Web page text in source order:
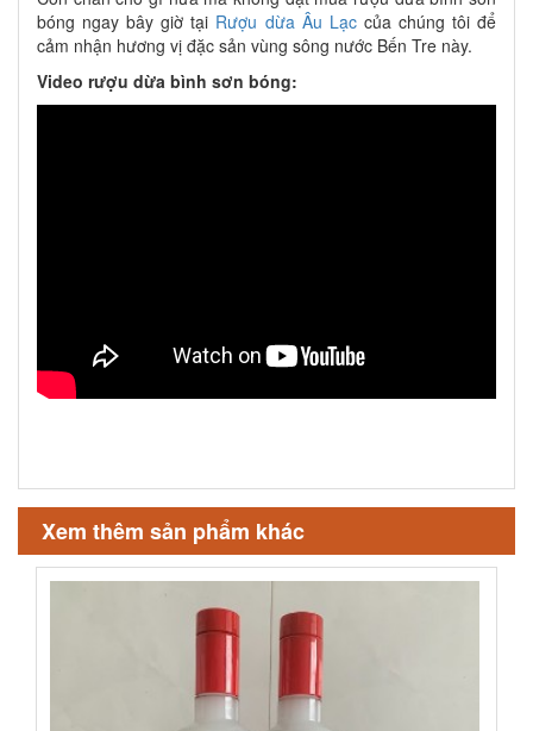
bóng ngay bây giờ tại Rượu dừa Âu Lạccủa chúng tôi để
cảm nhận hương vị đặc sản vùng sông nước Bến Tre này.
Video rượu dừa bình sơn bóng:
Xem thêm sản phẩm khác